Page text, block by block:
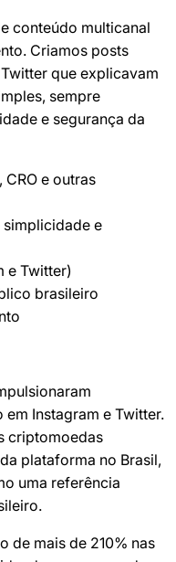
conteúdo multicanal
Criamos posts
que explicavam
sempre
e segurança da
e outras
simplicidade e
e Twitter)
brasileiro
Instagram e Twitter.
criptomoedas
plataforma no Brasil,
uma referência
de mais de 210% nas